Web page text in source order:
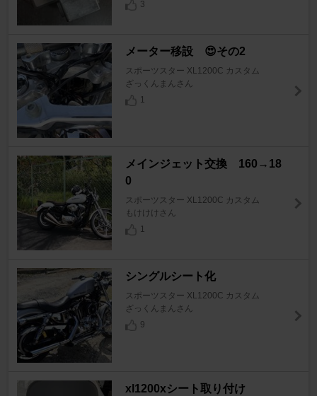
3
メーター移設 😍その2
スポーツスター XL1200C カスタム
ざっくんまんさん
1
メインジェット交換 160→18
0
スポーツスター XL1200C カスタム
もけけけさん
1
シングルシート化
スポーツスター XL1200C カスタム
ざっくんまんさん
9
xl1200xシート取り付け